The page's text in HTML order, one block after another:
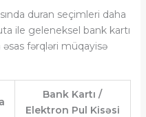
duran seçimleri daha
ile geleneksel bank kartı
fərqləri müqayisə
Bank Kartı /
Elektron Pul Kisəsi